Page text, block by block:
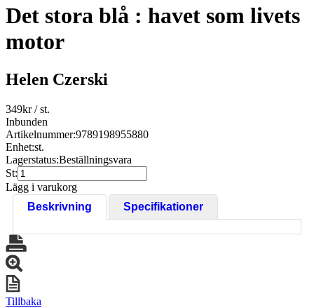
Det stora blå : havet som livets
motor
Helen Czerski
349kr/ st.
Inbunden
Artikelnummer:9789198955880
Enhet:st.
Lagerstatus:Beställningsvara
St:
Lägg i varukorg
Beskrivning
Specifikationer
Tillbaka